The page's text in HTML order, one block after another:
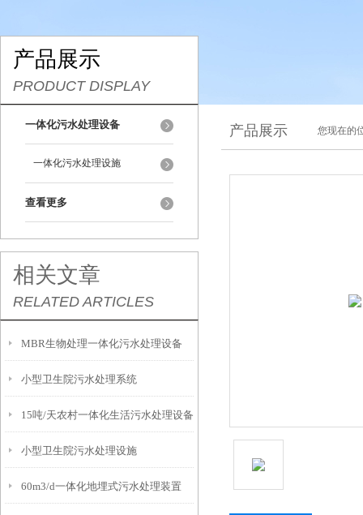
产品展示
PRODUCT DISPLAY
一体化污水处理设备
一体化污水处理设施
查看更多
相关文章
RELATED ARTICLES
MBR生物处理一体化污水处理设备
小型卫生院污水处理系统
15吨/天农村一体化生活污水处理设备
小型卫生院污水处理设施
60m3/d一体化地埋式污水处理装置
产品展示 您现在的